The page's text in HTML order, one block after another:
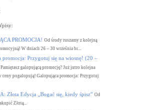
PROMOCJA! Od środy ruszamy z kolejną
W dniach 26 – 30 września br....
promocja: Przygotuj się na wiosnę! (20 –
Pamiętasz galopującą promocję? Już jutro kolejna
ceny pogalopują! Galopująca promocja: Przygotuj
Złota Edycja „Bogać się, kiedy śpisz” Od
Złotą...